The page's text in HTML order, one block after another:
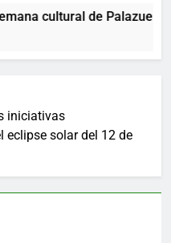
cultural de Palazuelos
iniciativas
eclipse solar del 12 de